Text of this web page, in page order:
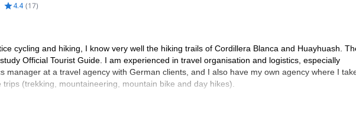
4.4 (17)
cycling and hiking, I know very well the hiking trails of Cordillera Blanca and Huayhuash.
Official Tourist Guide. I am experienced in travel organisation and logistics, especially
manager at a travel agency with German clients, and I also have my own agency where I
(trekking, mountaineering, mountain bike and day hikes).